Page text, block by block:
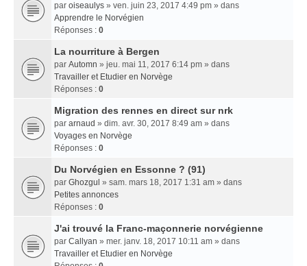
par oiseaulys » ven. juin 23, 2017 4:49 pm » dans
Apprendre le Norvégien
Réponses : 0
La nourriture à Bergen
par Automn » jeu. mai 11, 2017 6:14 pm » dans
Travailler et Etudier en Norvège
Réponses : 0
Migration des rennes en direct sur nrk
par arnaud » dim. avr. 30, 2017 8:49 am » dans
Voyages en Norvège
Réponses : 0
Du Norvégien en Essonne ? (91)
par Ghozgul » sam. mars 18, 2017 1:31 am » dans
Petites annonces
Réponses : 0
J'ai trouvé la Franc-maçonnerie norvégienne
par Callyan » mer. janv. 18, 2017 10:11 am » dans
Travailler et Etudier en Norvège